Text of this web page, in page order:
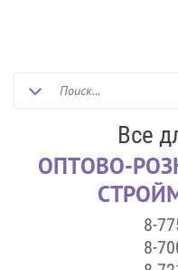
Все
ОПТОВО-
8-
8-